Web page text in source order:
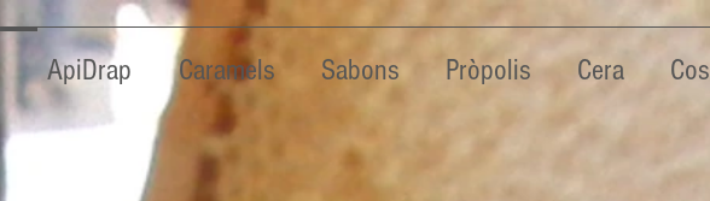
ApiDrap Caramels Sabons Pròpolis Cera